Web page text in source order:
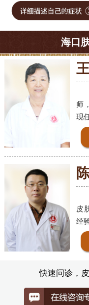
海口
师
现
皮
经
快速问诊，